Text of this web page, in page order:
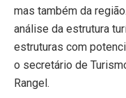
mas também da
análise da estrutura
estruturas com
o secretário de
Rangel.